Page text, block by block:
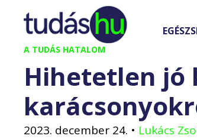
Kilépés
tartalomba
A TUDÁS HATALOM
Hihetetlen jó
2023. december 24. • Lukács